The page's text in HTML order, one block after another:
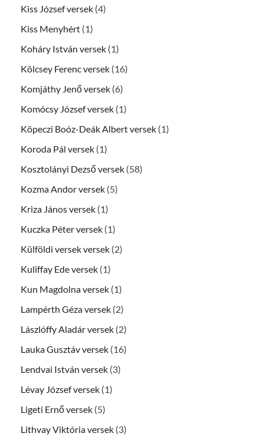
Kiss József versek (4)
Kiss Menyhért (1)
Koháry István versek (1)
Kölcsey Ferenc versek (16)
Komjáthy Jenő versek (6)
Komócsy József versek (1)
Köpeczi Boóz-Deák Albert versek (1)
Koroda Pál versek (1)
Kosztolányi Dezső versek (58)
Kozma Andor versek (5)
Kriza János versek (1)
Kuczka Péter versek (1)
Külföldi versek versek (2)
Kuliffay Ede versek (1)
Kun Magdolna versek (1)
Lampérth Géza versek (2)
Lászlóffy Aladár versek (2)
Lauka Gusztáv versek (16)
Lendvai István versek (3)
Lévay József versek (1)
Ligeti Ernő versek (5)
Lithvay Viktória versek (3)